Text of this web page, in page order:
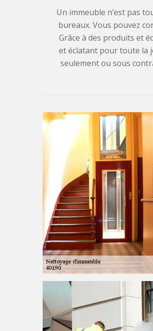
Un immeuble n’est pas
bureaux. Vous pouvez
Grâce à des produits et
et éclatant pour toute la
seulement ou sous